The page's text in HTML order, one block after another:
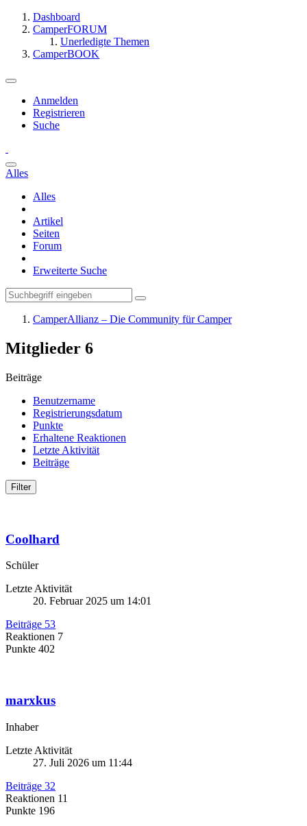
Dashboard
CamperFORUM
Unerledigte Themen
CamperBOOK
Anmelden
Registrieren
Suche
Alles
Alles
Artikel
Seiten
Forum
Erweiterte Suche
CamperAllianz – Die Community für Camper
Mitglieder 6
Beiträge
Benutzername
Registrierungsdatum
Punkte
Erhaltene Reaktionen
Letzte Aktivität
Beiträge
Filter
Coolhard
Schüler
Letzte Aktivität
20. Februar 2025 um 14:01
Beiträge 53
Reaktionen 7
Punkte 402
marxkus
Inhaber
Letzte Aktivität
27. Juli 2026 um 11:44
Beiträge 32
Reaktionen 11
Punkte 196